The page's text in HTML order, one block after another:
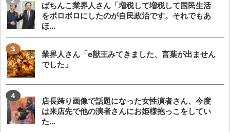
ぱちんこ業界人さん「増税して増税して国民生活
をボロボロにしたのが自民政治です。それでもあ
ほ...
業界人さん「e獣王みてきました、言葉が出ません
でした」
店長跨り画像で話題になった女性演者さん、今度
は来店先で他の演者さんにお姫様抱っこをしてい
た...